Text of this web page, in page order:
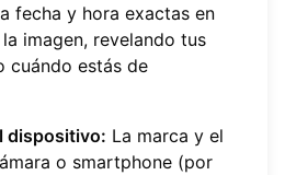
fecha y hora exactas en
imagen, revelando tus
cuándo estás de
dispositivo: La marca y el
o smartphone (por